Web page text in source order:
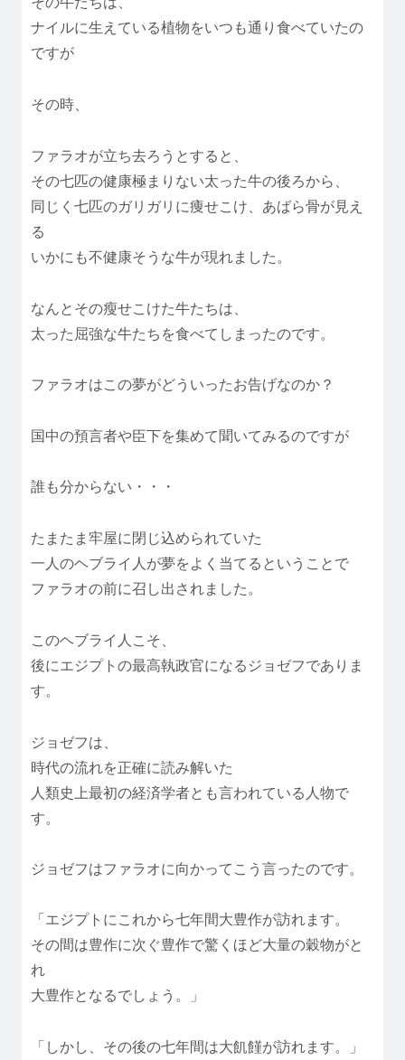
ナイルに生えている植物をいつも通り食べていたの
ですが
その時、
ファラオが立ち去ろうとすると、
その七匹の健康極まりない太った牛の後ろから、
同じく七匹のガリガリに痩せこけ、あばら骨が見え
る
いかにも不健康そうな牛が現れました。
なんとその瘦せこけた牛たちは、
太った屈強な牛たちを食べてしまったのです。
ファラオはこの夢がどういったお告げなのか？
国中の預言者や臣下を集めて聞いてみるのですが
誰も分からない・・・
たまたま牢屋に閉じ込められていた
一人のヘブライ人が夢をよく当てるということで
ファラオの前に召し出されました。
このヘブライ人こそ、
後にエジプトの最高執政官になるジョゼフでありま
す。
ジョゼフは、
時代の流れを正確に読み解いた
人類史上最初の経済学者とも言われている人物で
す。
ジョゼフはファラオに向かってこう言ったのです。
「エジプトにこれから七年間大豊作が訪れます。
その間は豊作に次ぐ豊作で驚くほど大量の穀物がと
れ
大豊作となるでしょう。」
「しかし、その後の七年間は大飢饉が訪れます。」